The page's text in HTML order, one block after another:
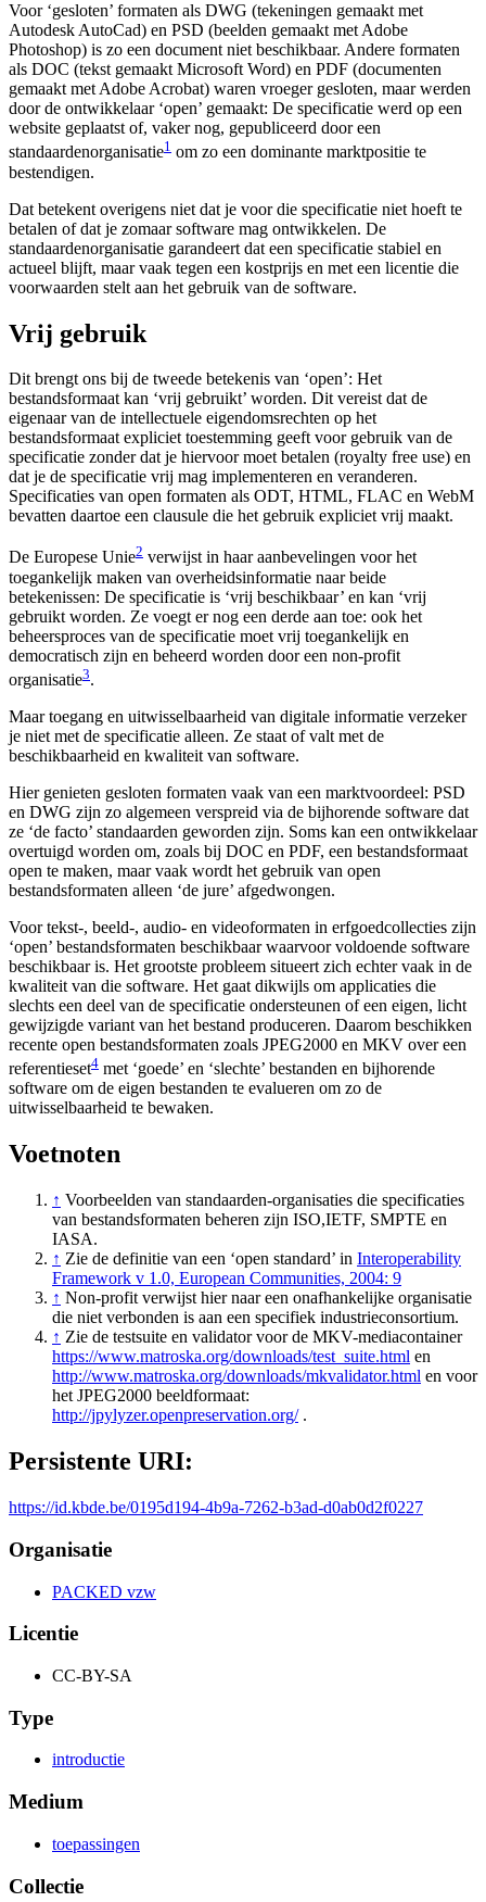
Voor ‘gesloten’ formaten als DWG (tekeningen gemaakt met
Autodesk AutoCad) en PSD (beelden gemaakt met Adobe
Photoshop) is zo een document niet beschikbaar. Andere formaten
als DOC (tekst gemaakt Microsoft Word) en PDF (documenten
gemaakt met Adobe Acrobat) waren vroeger gesloten, maar werden
door de ontwikkelaar ‘open’ gemaakt: De specificatie werd op een
website geplaatst of, vaker nog, gepubliceerd door een
standaardenorganisatie1 om zo een dominante marktpositie te
bestendigen.
Dat betekent overigens niet dat je voor die specificatie niet hoeft te
betalen of dat je zomaar software mag ontwikkelen. De
standaardenorganisatie garandeert dat een specificatie stabiel en
actueel blijft, maar vaak tegen een kostprijs en met een licentie die
voorwaarden stelt aan het gebruik van de software.
Vrij gebruik
Dit brengt ons bij de tweede betekenis van ‘open’: Het
bestandsformaat kan ‘vrij gebruikt’ worden. Dit vereist dat de
eigenaar van de intellectuele eigendomsrechten op het
bestandsformaat expliciet toestemming geeft voor gebruik van de
specificatie zonder dat je hiervoor moet betalen (royalty free use) en
dat je de specificatie vrij mag implementeren en veranderen.
Specificaties van open formaten als ODT, HTML, FLAC en WebM
bevatten daartoe een clausule die het gebruik expliciet vrij maakt.
De Europese Unie2 verwijst in haar aanbevelingen voor het
toegankelijk maken van overheidsinformatie naar beide
betekenissen: De specificatie is ‘vrij beschikbaar’ en kan ‘vrij
gebruikt worden. Ze voegt er nog een derde aan toe: ook het
beheersproces van de specificatie moet vrij toegankelijk en
democratisch zijn en beheerd worden door een non-profit
organisatie3.
Maar toegang en uitwisselbaarheid van digitale informatie verzeker
je niet met de specificatie alleen. Ze staat of valt met de
beschikbaarheid en kwaliteit van software.
Hier genieten gesloten formaten vaak van een marktvoordeel: PSD
en DWG zijn zo algemeen verspreid via de bijhorende software dat
ze ‘de facto’ standaarden geworden zijn. Soms kan een ontwikkelaar
overtuigd worden om, zoals bij DOC en PDF, een bestandsformaat
open te maken, maar vaak wordt het gebruik van open
bestandsformaten alleen ‘de jure’ afgedwongen.
Voor tekst-, beeld-, audio- en videoformaten in erfgoedcollecties zijn
‘open’ bestandsformaten beschikbaar waarvoor voldoende software
beschikbaar is. Het grootste probleem situeert zich echter vaak in de
kwaliteit van die software. Het gaat dikwijls om applicaties die
slechts een deel van de specificatie ondersteunen of een eigen, licht
gewijzigde variant van het bestand produceren. Daarom beschikken
recente open bestandsformaten zoals JPEG2000 en MKV over een
referentieset4 met ‘goede’ en ‘slechte’ bestanden en bijhorende
software om de eigen bestanden te evalueren om zo de
uitwisselbaarheid te bewaken.
Voetnoten
↑ Voorbeelden van standaarden-organisaties die specificaties
van bestandsformaten beheren zijn ISO,IETF, SMPTE en
IASA.
↑ Zie de definitie van een ‘open standard’ in Interoperability
Framework v 1.0, European Communities, 2004: 9
↑ Non-profit verwijst hier naar een onafhankelijke organisatie
die niet verbonden is aan een specifiek industrieconsortium.
↑ Zie de testsuite en validator voor de MKV-mediacontainer
https://www.matroska.org/downloads/test_suite.html en
http://www.matroska.org/downloads/mkvalidator.html en voor
het JPEG2000 beeldformaat:
http://jpylyzer.openpreservation.org/.
Persistente URI:
https://id.kbde.be/0195d194-4b9a-7262-b3ad-d0ab0d2f0227
Organisatie
PACKED vzw
Licentie
CC-BY-SA
Type
introductie
Medium
toepassingen
Collectie